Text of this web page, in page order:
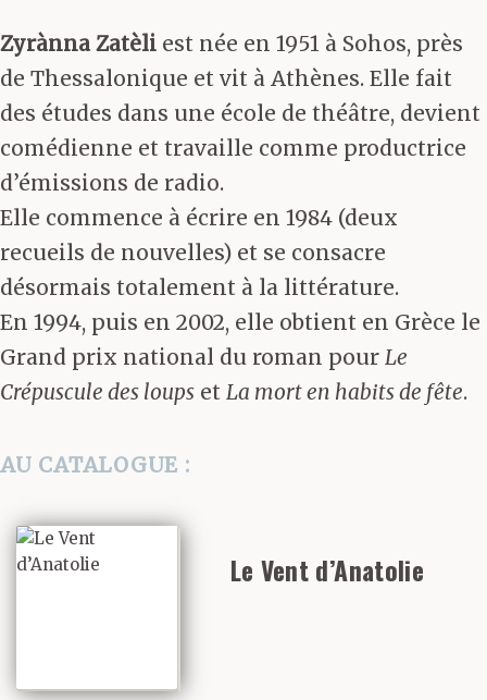
Zyrànna Zatèli est née en 1951 à Sohos, près
de Thessalonique et vit à Athènes. Elle fait
des études dans une école de théâtre, devient
comédienne et travaille comme productrice
d’émissions de radio.
Elle commence à écrire en 1984 (deux
recueils de nouvelles) et se consacre
désormais totalement à la littérature.
En 1994, puis en 2002, elle obtient en Grèce le
Grand prix national du roman pour Le
Crépuscule des loups et La mort en habits de fête.
AU CATALOGUE :
Le Vent d’Anatolie